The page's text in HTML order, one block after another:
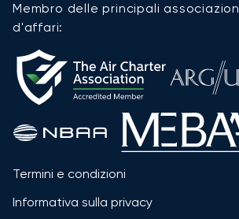
Membro delle principali
d'affari:
Termini e condizioni
Informativa sulla privacy